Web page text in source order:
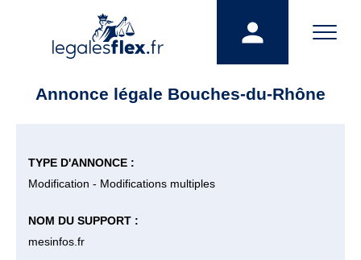
Annonce légale Bouches-du-Rhône
TYPE D'ANNONCE :
Modification - Modifications multiples
NOM DU SUPPORT :
mesinfos.fr